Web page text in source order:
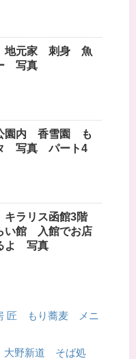
元家 刺身 魚
写真
園内 香雪園 も
写真 パート4
ラリス函館3階
い館 入館でお店
よ 写真
匠 もり蕎麦 メニ
大野新道 そば処